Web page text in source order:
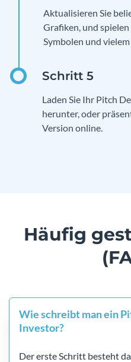
Aktualisieren Sie
Grafiken, und spielen
Symbolen und
Laden Sie Ihr Pitch
herunter, oder
Version online.
Häufig
Wie schreibt man ein
Investor?
Der erste Schritt besteht